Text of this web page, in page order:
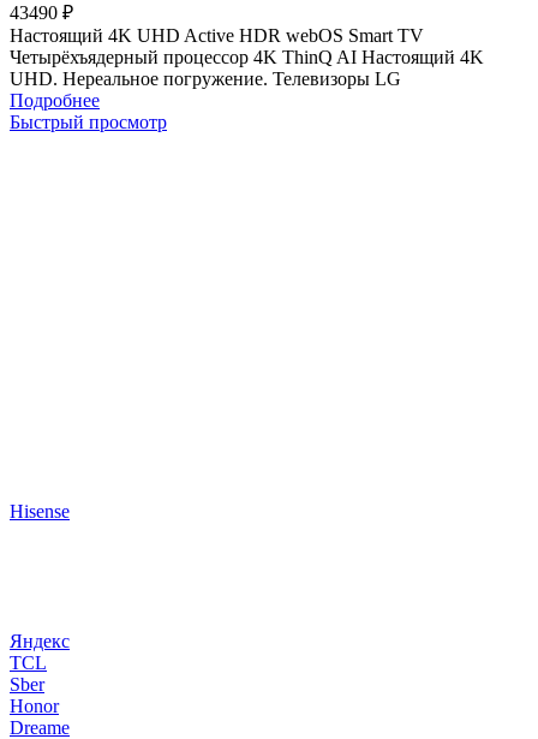
43490 ₽
Настоящий 4K UHD Active HDR webOS Smart TV
Четырёхъядерный процессор 4K ThinQ AI Настоящий 4K
UHD. Нереальное погружение. Телевизоры LG
Подробнее
Быстрый просмотр
Hisense
Яндекс
TCL
Sber
Honor
Dreame